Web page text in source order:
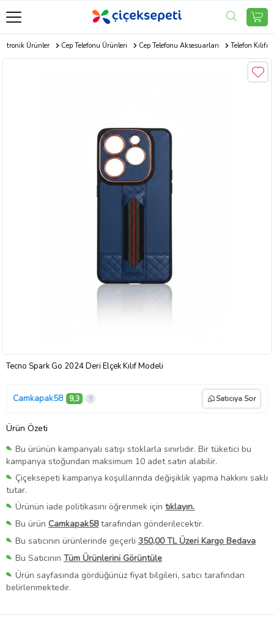
Ürünler Cep Telefonu Ürünleri Cep Telefonu Aksesuarları Telefon Kılıfı
Tecno Spark Go 2024 Deri Elçek Kılıf Modeli
Camkapak58 9,3 Satıcıya Sor
Ürün Özeti
Bu ürünün kampanyalı satışı stoklarla sınırlıdır. Bir tüketici bu
kampanya stoğundan maksimum 10 adet satın alabilir.
Çiçeksepeti kampanya koşullarında değişiklik yapma hakkını saklı
tutar.
Ürünün iade politikasını öğrenmek için tıklayın.
Bu ürün Camkapak58tarafından gönderilecektir.
Bu satıcının ürünlerinde geçerli 350,00 TL Üzeri Kargo Bedava
Bu Satıcının Tüm Ürünlerini Görüntüle
Ürün sayfasında gördüğünüz fiyat bilgileri, satıcı tarafından
belirlenmektedir.